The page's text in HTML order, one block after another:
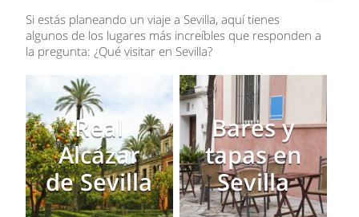
Si estás planeando un viaje a Sevilla, aquí tienes
algunos de los lugares más increíbles que responden a
la pregunta: ¿Qué visitar en Sevilla?
Real
Alcázar
de Sevilla
Bares y
tapas en
Sevilla